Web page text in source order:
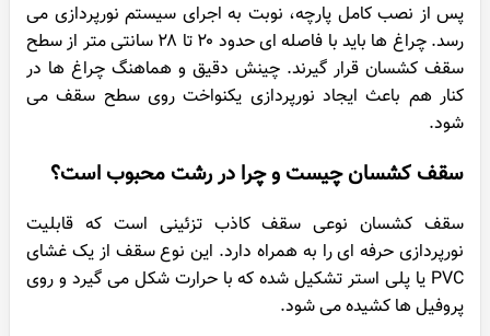
پس از نصب کامل پارچه، نوبت به اجرای سیستم نورپردازی می
رسد. چراغ ها باید با فاصله ای حدود ۲۰ تا ۲۸ سانتی متر از سطح
سقف کشسان قرار گیرند. چینش دقیق و هماهنگ چراغ ها در
کنار هم باعث ایجاد نورپردازی یکنواخت روی سطح سقف می
شود.
سقف کشسان چیست و چرا در رشت محبوب است؟
سقف کشسان نوعی سقف کاذب تزئینی است که قابلیت
نورپردازی حرفه ای را به همراه دارد. این نوع سقف از یک غشای
PVC یا پلی استر تشکیل شده که با حرارت شکل می گیرد و روی
پروفیل ها کشیده می شود.